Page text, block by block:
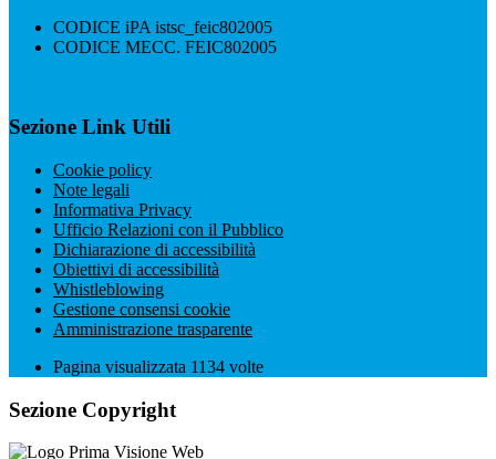
CODICE iPA istsc_feic802005
CODICE MECC. FEIC802005
Sezione Link Utili
Cookie policy
Note legali
Informativa Privacy
Ufficio Relazioni con il Pubblico
Dichiarazione di accessibilità
Obiettivi di accessibilità
Whistleblowing
Gestione consensi cookie
Amministrazione trasparente
Pagina visualizzata 1134 volte
Sezione Copyright